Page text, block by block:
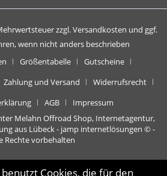
zzgl.Versandkosten und ggf.
wenn nicht anders beschrieben
Größentabelle
Gutscheine
Zahlung und Versand
Widerrufsrecht
AGB
Impressum
Melahn Offroad Shop, Internetagentur,
aus Lübeck - jamp internetlösungen © -
Rechte vorbehalten
Cookies, die für den